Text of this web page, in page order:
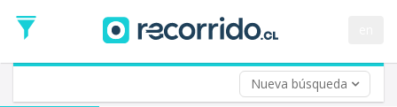
Nueva búsqueda
de
Ida
Vuelta (opcional)
Fecha
de